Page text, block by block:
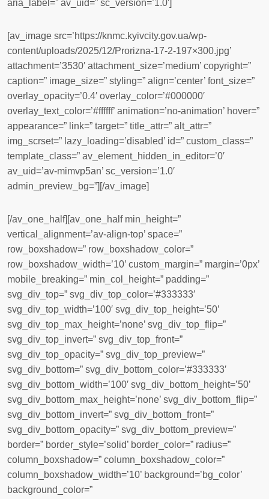
aria_label=” av_uid=” sc_version=’1.0′]
[av_image src=’https://knmc.kyivcity.gov.ua/wp-
content/uploads/2025/12/Prorizna-17-2-197×300.jpg’
attachment=’3530′ attachment_size=’medium’ copyright=”
caption=” image_size=” styling=” align=’center’ font_size=”
overlay_opacity=’0.4′ overlay_color=’#000000′
overlay_text_color=’#ffffff’ animation=’no-animation’ hover=”
appearance=” link=” target=” title_attr=” alt_attr=”
img_scrset=” lazy_loading=’disabled’ id=” custom_class=”
template_class=” av_element_hidden_in_editor=’0′
av_uid=’av-mimvp5an’ sc_version=’1.0′
admin_preview_bg=”][/av_image]
[/av_one_half][av_one_half min_height=”
vertical_alignment=’av-align-top’ space=”
row_boxshadow=” row_boxshadow_color=”
row_boxshadow_width=’10’ custom_margin=” margin=’0px’
mobile_breaking=” min_col_height=” padding=”
svg_div_top=” svg_div_top_color=’#333333′
svg_div_top_width=’100′ svg_div_top_height=’50’
svg_div_top_max_height=’none’ svg_div_top_flip=”
svg_div_top_invert=” svg_div_top_front=”
svg_div_top_opacity=” svg_div_top_preview=”
svg_div_bottom=” svg_div_bottom_color=’#333333′
svg_div_bottom_width=’100′ svg_div_bottom_height=’50’
svg_div_bottom_max_height=’none’ svg_div_bottom_flip=”
svg_div_bottom_invert=” svg_div_bottom_front=”
svg_div_bottom_opacity=” svg_div_bottom_preview=”
border=” border_style=’solid’ border_color=” radius=”
column_boxshadow=” column_boxshadow_color=”
column_boxshadow_width=’10’ background=’bg_color’
background_color=”